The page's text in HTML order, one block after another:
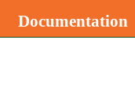
Documentation